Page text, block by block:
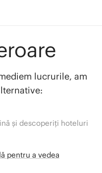
lucrurile, am
și descoperiți hoteluri
pentru a vedea